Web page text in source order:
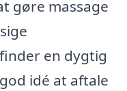
gøre massage
en dygtig
idé at aftale